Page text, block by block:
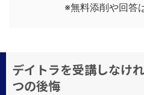
※無料添削や回答
デイトラを受講しなけ
つの後悔